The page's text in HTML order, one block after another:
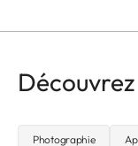
Photographie